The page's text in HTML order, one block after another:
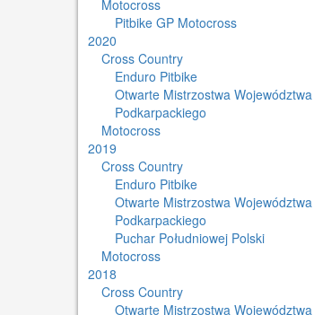
Motocross
Pitbike GP Motocross
2020
Cross Country
Enduro Pitbike
Otwarte Mistrzostwa Województwa
Podkarpackiego
Motocross
2019
Cross Country
Enduro Pitbike
Otwarte Mistrzostwa Województwa
Podkarpackiego
Puchar Południowej Polski
Motocross
2018
Cross Country
Otwarte Mistrzostwa Województwa